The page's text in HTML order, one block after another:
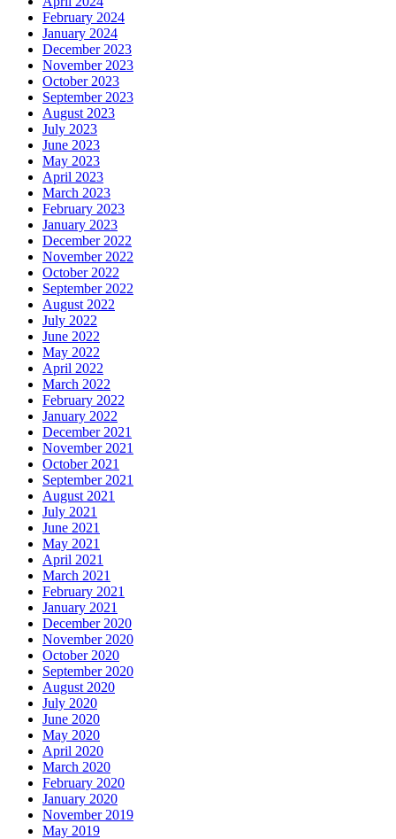
February 2024
January 2024
December 2023
November 2023
October 2023
September 2023
August 2023
July 2023
June 2023
May 2023
April 2023
March 2023
February 2023
January 2023
December 2022
November 2022
October 2022
September 2022
August 2022
July 2022
June 2022
May 2022
April 2022
March 2022
February 2022
January 2022
December 2021
November 2021
October 2021
September 2021
August 2021
July 2021
June 2021
May 2021
April 2021
March 2021
February 2021
January 2021
December 2020
November 2020
October 2020
September 2020
August 2020
July 2020
June 2020
May 2020
April 2020
March 2020
February 2020
January 2020
November 2019
May 2019